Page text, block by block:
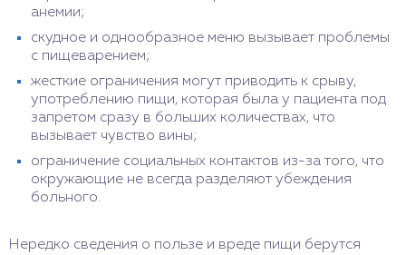
анемии;
скудное и однообразное меню вызывает проблемы
с пищеварением;
жесткие ограничения могут приводить к срыву,
употреблению пищи, которая была у пациента под
запретом сразу в больших количествах, что
вызывает чувство вины;
ограничение социальных контактов из-за того, что
окружающие не всегда разделяют убеждения
больного.
Нередко сведения о пользе и вреде пищи берутся